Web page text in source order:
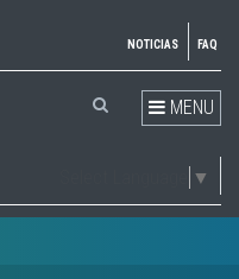
NOTICIAS FAQ
MENU
▼